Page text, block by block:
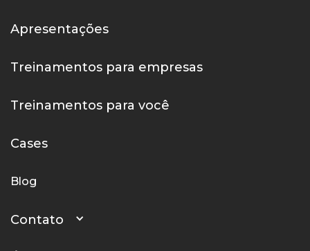
Apresentações
Treinamentos para empresas
Treinamentos para você
Cases
Blog
Contato